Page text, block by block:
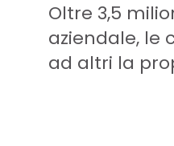
Oltre 3,5
aziendale, le
ad altri la